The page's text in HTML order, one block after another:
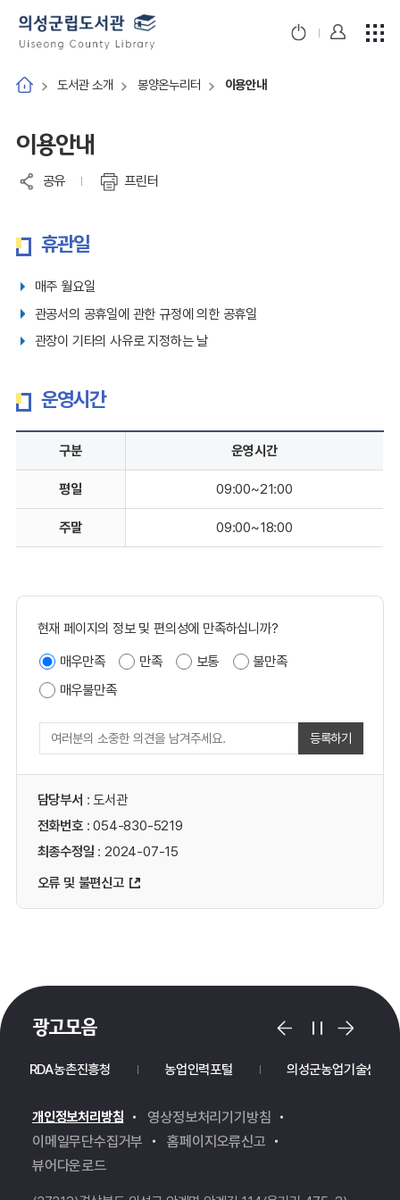
도서관 소개 봉양온누리터 이용안내
이용안내
공유 프린터
휴관일
매주 월요일
관공서의 공휴일에 관한 규정에 의한 공휴일
관장이 기타의 사유로 지정하는 날
운영시간
구분 운영시간
평일 09:00~21:00
주말 09:00~18:00
현재 페이지의 정보 및 편의성에 만족하십니까?
매우만족 만족 보통
불만족
매우불만족
등록하기
담당부서 : 도서관
전화번호: 054-830-5219
최종수정일 : 2024-07-15
오류 및 불편신고
광고모음
RDA농촌진흥청 농업인력포털 의성군농업기술센터
개인정보처리방침
영상정보처리기기방침
이메일무단수집거부
홈페이지오류신고
뷰어다운로드